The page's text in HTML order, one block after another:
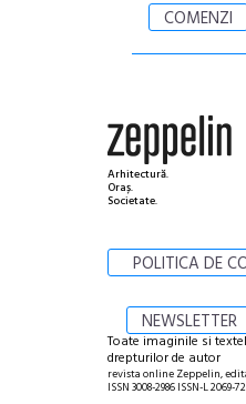
COMENZI
Arhitectură.
Oraș.
Societate.
POLITICA DE
NEWSLETTER
Toate imaginile si
drepturilor de autor
revista online Zeppelin,
ISSN 3008-2986 ISSN-L 2069-